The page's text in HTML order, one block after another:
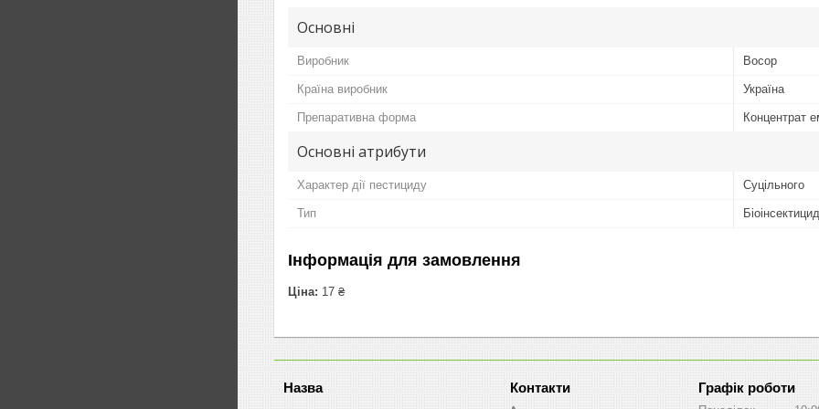
Основні
Виробник Восор
Країна виробник Україна
Препаративна форма Концентрат
Основні атрибути
Характер дії пестициду Суцільного
Тип Біоінсектицид
Інформація для замовлення
Ціна: 17 ₴
Графік роботи